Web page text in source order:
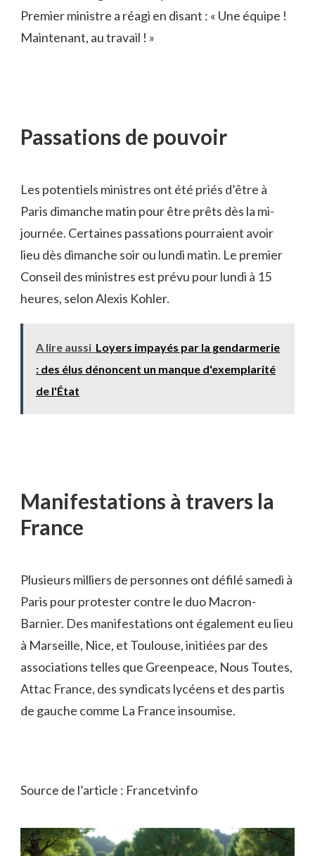
Premier ministre a réagi en disant : « Une équipe !
Maintenant, au travail ! »
Passations de pouvoir
Les potentiels ministres ont été priés d’être à
Paris dimanche matin pour être prêts dès la mi-
journée. Certaines passations pourraient avoir
lieu dès dimanche soir ou lundi matin. Le premier
Conseil des ministres est prévu pour lundi à 15
heures, selon Alexis Kohler.
A lire aussi Loyers impayés par la gendarmerie
: des élus dénoncent un manque d'exemplarité
de l'État
Manifestations à travers la
France
Plusieurs milliers de personnes ont défilé samedi à
Paris pour protester contre le duo Macron-
Barnier. Des manifestations ont également eu lieu
à Marseille, Nice, et Toulouse, initiées par des
associations telles que Greenpeace, Nous Toutes,
Attac France, des syndicats lycéens et des partis
de gauche comme La France insoumise.
Source de l’article : Francetvinfo